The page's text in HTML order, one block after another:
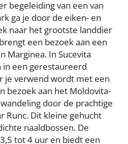
begeleiding van een van
ga je door de eiken- en
naar het grootste landdier
een bezoek aan een
Marginea. In Sucevita
in een gerestaureerd
je verwend wordt met een
bezoek aan het Moldovita-
door de prachtige
Runc. Dit kleine gehucht
naaldbossen. De
tot 4 uur en biedt een